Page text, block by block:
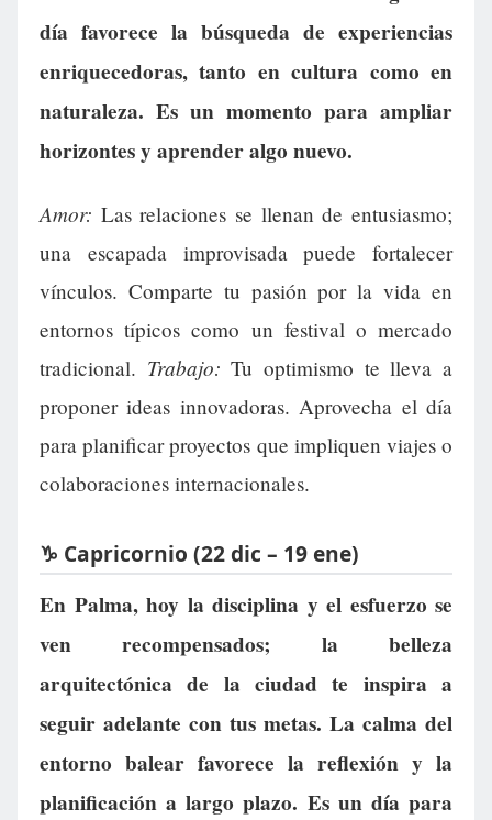
día favorece la búsqueda de experiencias
enriquecedoras, tanto en cultura como en
naturaleza. Es un momento para ampliar
horizontes y aprender algo nuevo.
Amor: Las relaciones se llenan de entusiasmo;
una escapada improvisada puede fortalecer
vínculos. Comparte tu pasión por la vida en
entornos típicos como un festival o mercado
tradicional. Trabajo: Tu optimismo te lleva a
proponer ideas innovadoras. Aprovecha el día
para planificar proyectos que impliquen viajes o
colaboraciones internacionales.
♑ Capricornio (22 dic – 19 ene)
En Palma, hoy la disciplina y el esfuerzo se
ven recompensados; la belleza
arquitectónica de la ciudad te inspira a
seguir adelante con tus metas. La calma del
entorno balear favorece la reflexión y la
planificación a largo plazo. Es un día para